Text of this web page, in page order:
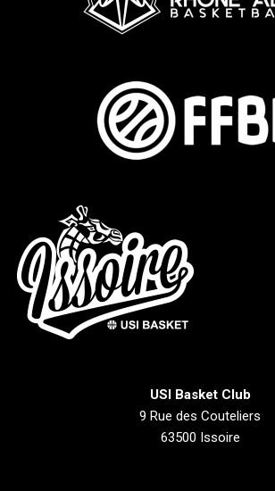
USI Basket Club
9 Rue des Couteliers
63500 Issoire